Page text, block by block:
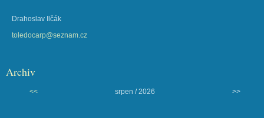
Drahoslav Ilčák
toledocarp@seznam.cz
Archiv
<< srpen / 2026 >>